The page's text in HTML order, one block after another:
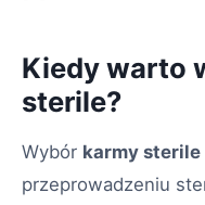
Kiedy warto
sterile?
Wybór karmy sterile
przeprowadzeniu